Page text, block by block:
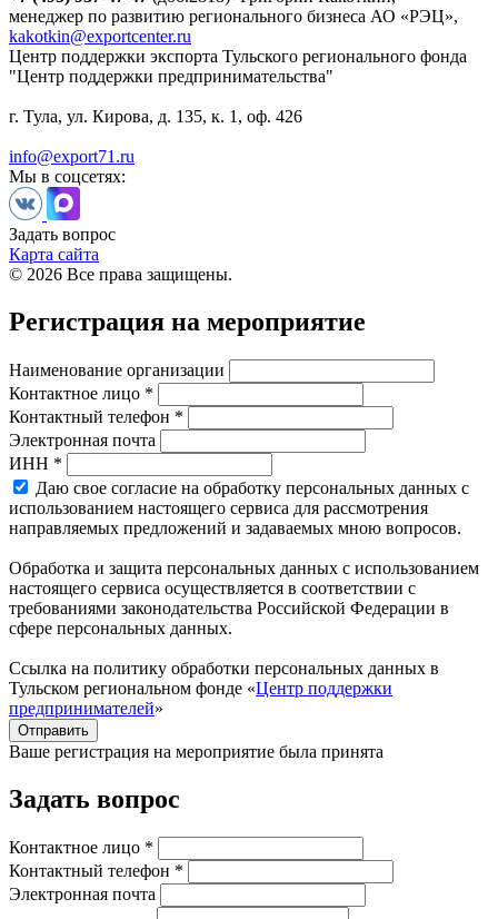
менеджер по развитию регионального бизнеса АО «РЭЦ»,
kakotkin@exportcenter.ru
Центр поддержки экспорта Тульского регионального фонда
"Центр поддержки предпринимательства"
г. Тула, ул. Кирова, д. 135, к. 1, оф. 426
info@export71.ru
Мы в соцсетях:
Задать вопрос
Карта сайта
© 2026 Все права защищены.
Регистрация на мероприятие
Наименование организации
Контактное лицо *
Контактный телефон *
Электронная почта
ИНН *
Даю свое согласие на обработку персональных данных с
использованием настоящего сервиса для рассмотрения
направляемых предложений и задаваемых мною вопросов.
Обработка и защита персональных данных с использованием
настоящего сервиса осуществляется в соответствии с
требованиями законодательства Российской Федерации в
сфере персональных данных.
Ссылка на политику обработки персональных данных в
Тульском региональном фонде «Центр поддержки
предпринимателей»
Отправить
Ваше регистрация на мероприятие была принята
Задать вопрос
Контактное лицо *
Контактный телефон *
Электронная почта